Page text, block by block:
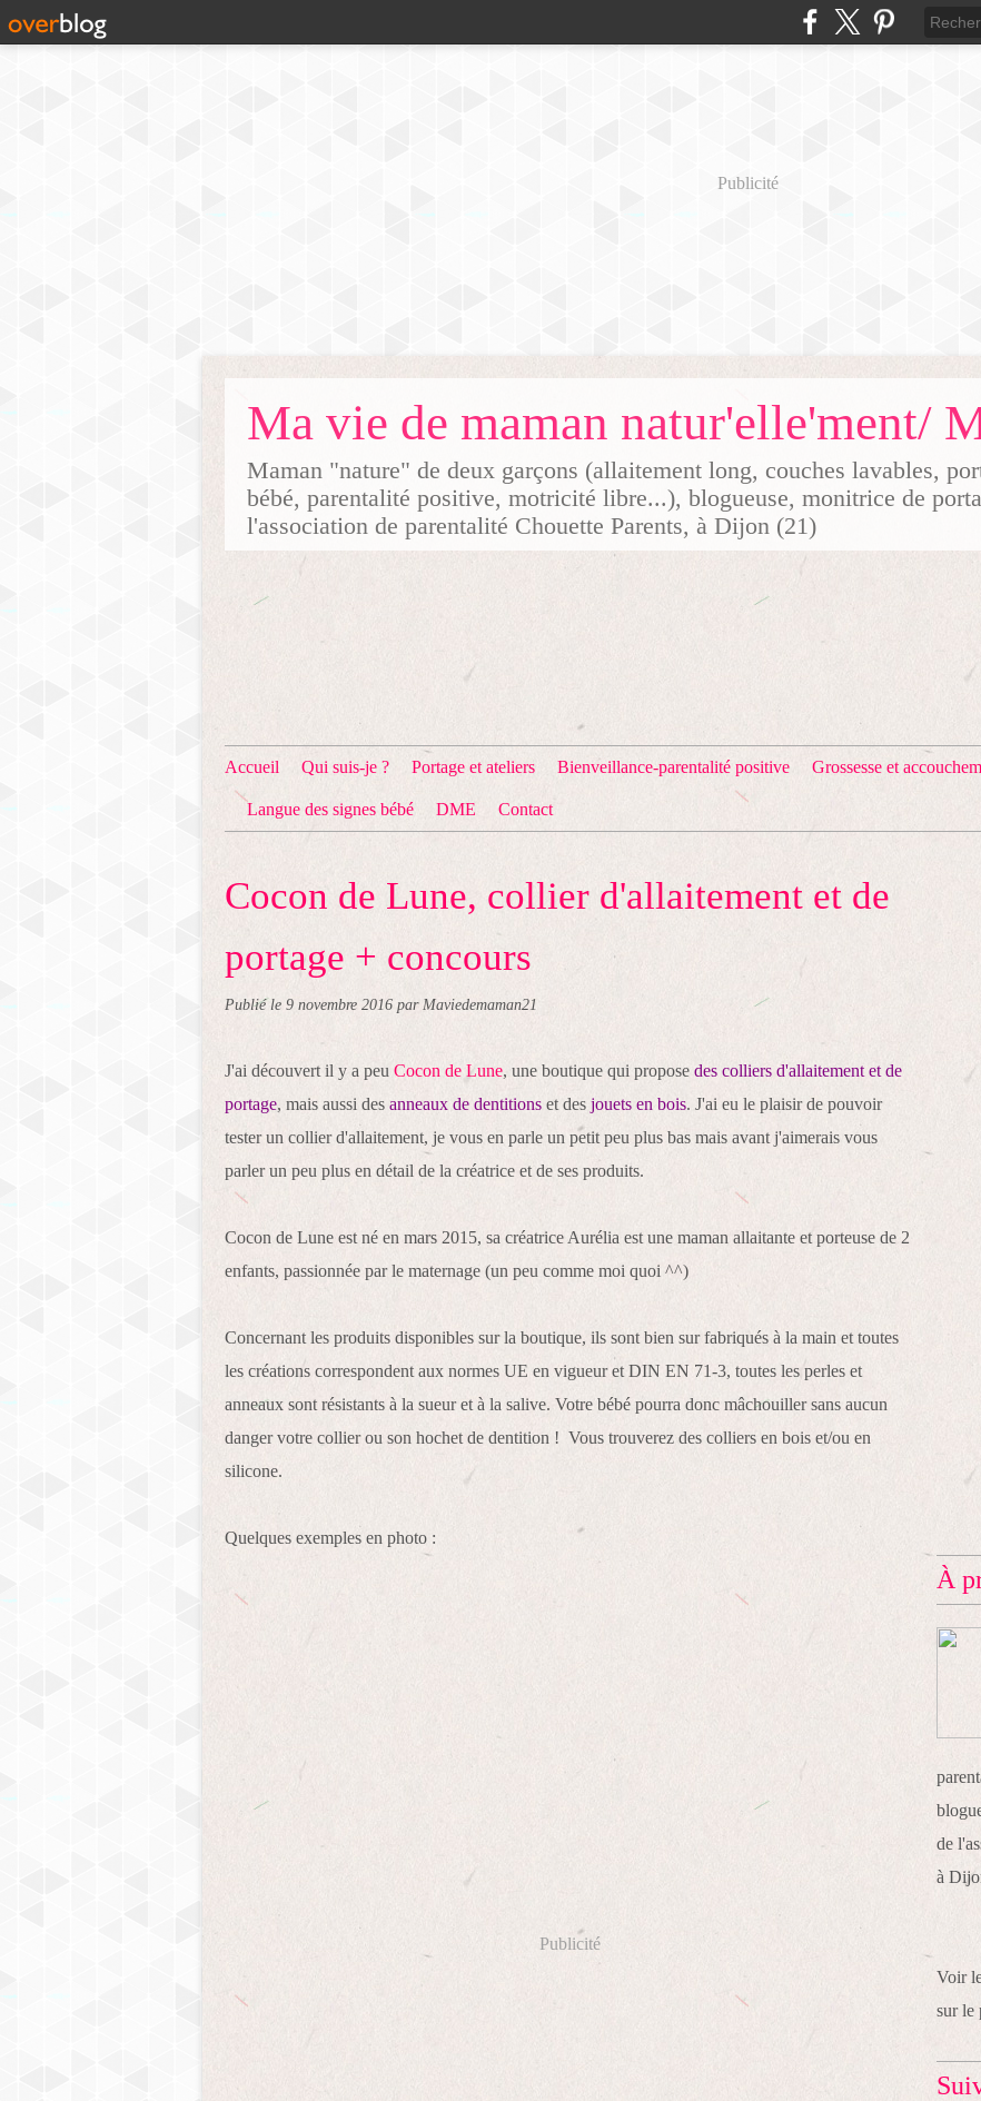
Publicité
Maman "nature" de deux garçons (allaitement long, couches lavables,
bébé, parentalité positive, motricité libre...), blogueuse, monitrice de
l'association de parentalité Chouette Parents, à Dijon (21)
Accueil Qui suis-je ? Portage et ateliers Bienveillance-parentalité positive Grossesse et
Langue des signes bébé DME Contact
Cocon de Lune, collier d'allaitement et de
portage + concours
Publié le 9 novembre 2016 par Maviedemaman21
J'ai découvert il y a peu Cocon de Lune, une boutique qui propose des colliers d'allaitement et de
portage, mais aussi des anneaux de dentitions et des jouets en bois. J'ai eu le plaisir de pouvoir
tester un collier d'allaitement, je vous en parle un petit peu plus bas mais avant j'aimerais vous
parler un peu plus en détail de la créatrice et de ses produits.
Cocon de Lune est né en mars 2015, sa créatrice Aurélia est une maman allaitante et porteuse de 2
enfants, passionnée par le maternage (un peu comme moi quoi ^^)
Concernant les produits disponibles sur la boutique, ils sont bien sur fabriqués à la main et toutes
les créations correspondent aux normes UE en vigueur et DIN EN 71-3, toutes les perles et
anneaux sont résistants à la sueur et à la salive. Votre bébé pourra donc mâchouiller sans aucun
danger votre collier ou son hochet de dentition ! Vous trouverez des colliers en bois et/ou en
silicone.
Quelques exemples en photo :
Publicité
À
de
à
Voir
sur le